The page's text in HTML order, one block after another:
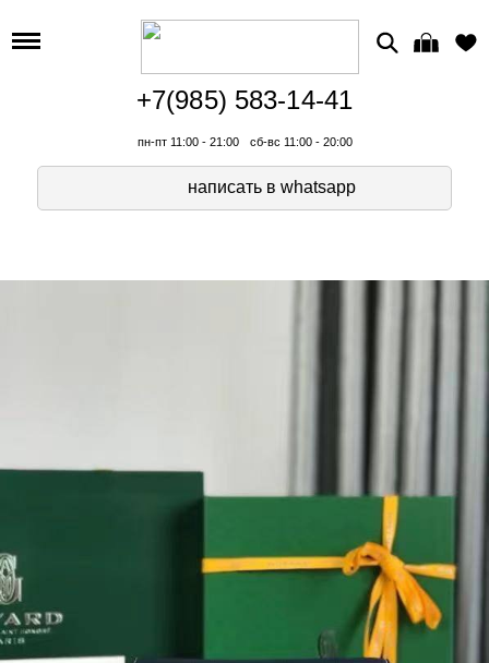
+7(985) 583-14-41
пн-пт 11:00 - 21:00 сб-вс 11:00 - 20:00
написать в whatsapp